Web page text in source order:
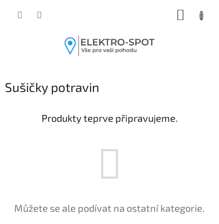
Sušičky potravin
Produkty teprve připravujeme.
Můžete se ale podívat na ostatní kategorie.